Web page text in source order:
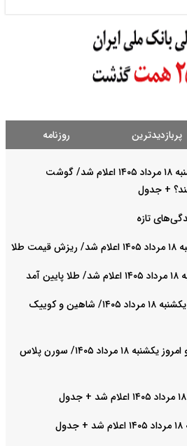
پربازدیدترین روزنامه
قیمت گوشت قرمز امروز یکشنبه ۱۸ مرداد ۱۴۰۵ اعلام شد/ گوشت
+ جدول
تازه
قیمت خودرو‌های سایپا امروز یکشنبه ۱۸ مرداد ۱۴۰۵/ شاهین و کوییک
قیمت خودرو‌های ایران خودرو امروز یکشنبه ۱۸ مرداد ۱۴۰۵/ سورن پلاس